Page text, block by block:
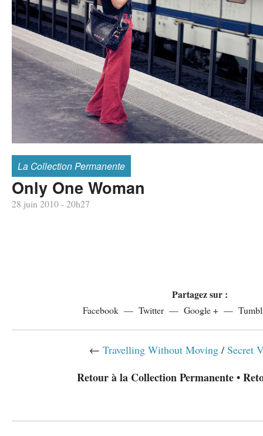
La Collection Permanente
Only One Woman
28 juin 2010 - 20h27
Partagez sur :
Facebook Twitter Google +
← Travelling Without Moving / Secret
Retour à la Collection Permanente•